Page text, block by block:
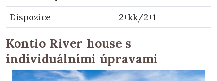
Dispozice
2+kk/2+1
Kontio River house s
individuálními úpravami